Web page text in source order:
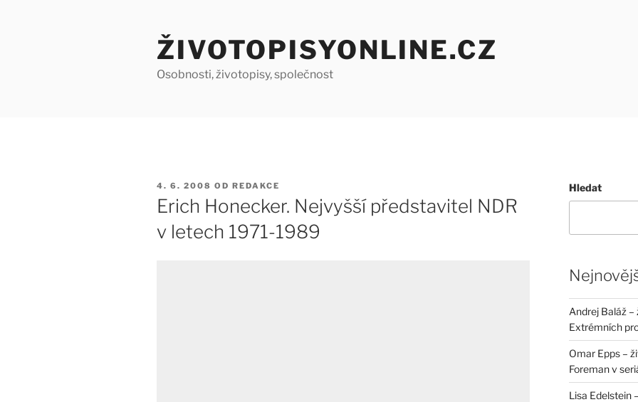
ŽIVOTOPISYONLINE.CZ
Osobnosti, životopisy, společnost
PUBLIKOVÁNO
4. 6. 2008 OD REDAKCE
Erich Honecker. Nejvyšší představitel NDR
v letech 1971-1989
Hledat
Andrej Baláž
Extrémních
Omar Epps –
Foreman v
Lisa Edelstein